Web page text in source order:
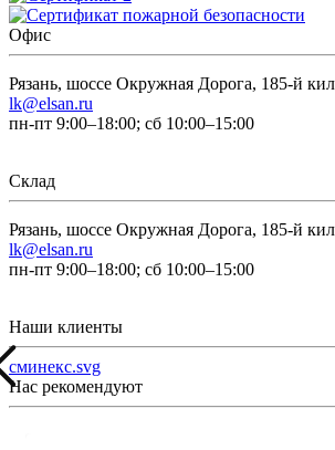
Офис
Рязань, шоссе Окружная Дорога, 185-й
lk@elsan.ru
пн-пт 9:00–18:00; сб 10:00–15:00
Склад
Рязань, шоссе Окружная Дорога, 185-й
lk@elsan.ru
пн-пт 9:00–18:00; сб 10:00–15:00
Наши клиенты
сминекс.svg
Нас рекомендуют